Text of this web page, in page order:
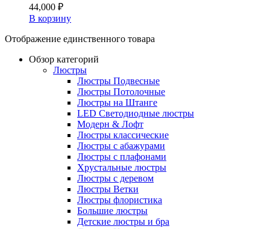
44,000 ₽
В корзину
Отображение единственного товара
Обзор категорий
Люстры
Люстры Подвесные
Люстры Потолочные
Люстры на Штанге
LED Светодиодные люстры
Модерн & Лофт
Люстры классические
Люстры с абажурами
Люстры с плафонами
Хрустальные люстры
Люстры с деревом
Люстры Ветки
Люстры флористика
Большие люстры
Детские люстры и бра